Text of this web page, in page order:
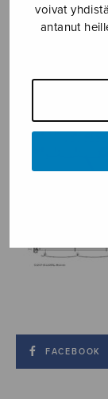
voivat
antanut
8.9.2025
FACEBOOK